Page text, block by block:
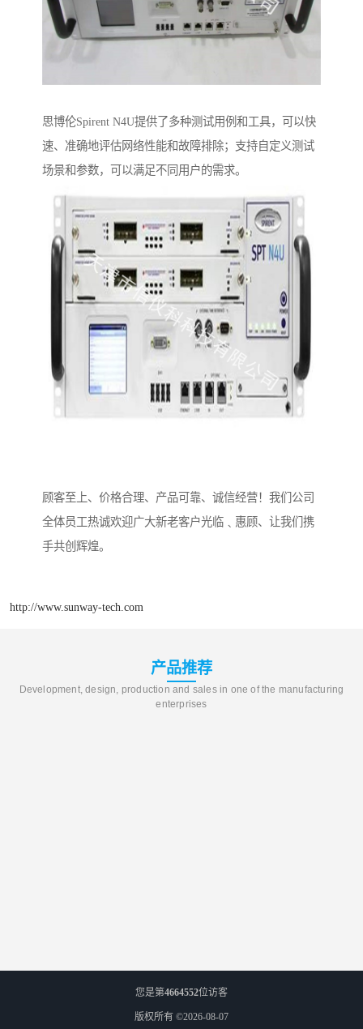
思博伦Spirent N4U提供了多种测试用例和工具，可以快
速、准确地评估网络性能和故障排除；支持自定义测试
场景和参数，可以满足不同用户的需求。
顾客至上、价格合理、产品可靠、诚信经营！我们公司
全体员工热诚欢迎广大新老客户光临﹑惠顾、让我们携
手共创辉煌。
http://www.sunway-tech.com
产品推荐
Development, design, production and sales in one of the manufacturing
enterprises
您是第4664552位访客
版权所有 ©2026-08-07